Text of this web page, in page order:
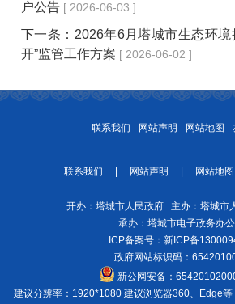
户公告 [ 2026-06-03 ]
下一条： 2026年6月塔城市生态环境
开”监管工作方案 [ 2026-06-02 ]
联系我们 网站声明 网站地图
联系我们 | 网站声明 | 网站地图
开办：塔城市人民政府 主办：塔城市
承办：塔城市电子政务办
ICP备案号： 新ICP备
政府网站标识码：
新公网安备：
建议分辨率：1920*1080 建议浏览器360、Edge